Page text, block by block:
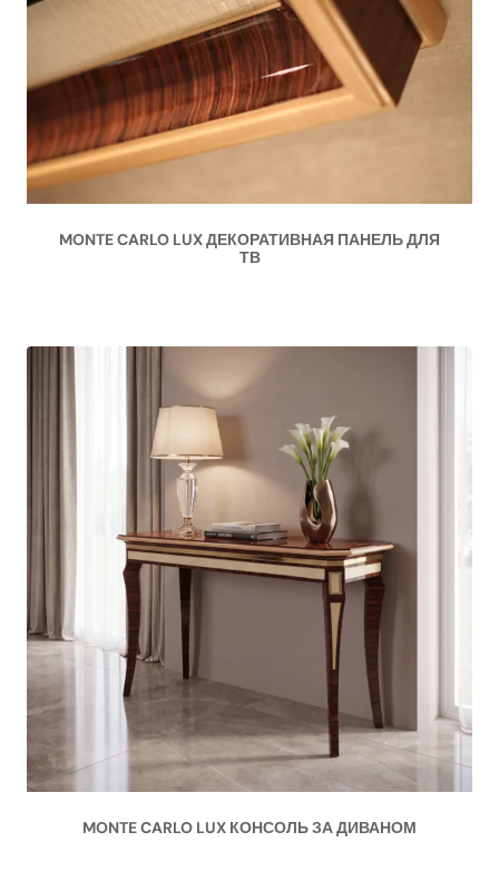
MONTE CARLO LUX ДЕКОРАТИВНАЯ ПАНЕЛЬ ДЛЯ
ТВ
MONTE CARLO LUX КОНСОЛЬ ЗА ДИВАНОМ